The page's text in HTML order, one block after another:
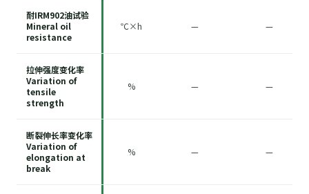
耐IRM902油试验
Mineral oil
resistance
℃×h — —
拉伸强度变化率
Variation of
tensile
strength
% — —
断裂伸长率变化率
Variation of
elongation at
break
% — —